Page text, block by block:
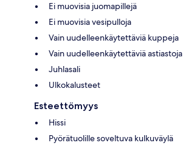
Ei muovisia juomapillejä
Ei muovisia vesipulloja
Vain uudelleenkäytettäviä kuppeja
Vain uudelleenkäytettäviä astiastoja
Juhlasali
Ulkokalusteet
Esteettömyys
Hissi
Pyörätuolille soveltuva kulkuväylä